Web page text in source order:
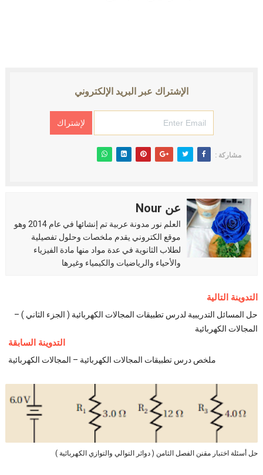
الإشتراك عبر البريد الإلكتروني
مشاركة :
عن Nour
العلم نور مدونة عربية تم إنشائها في عام 2014 وهو
موقع الكتروني يقدم ملخصات وحلول تفصيلية
لطلاب الثانوية في عدة مواد منها مادة الفيزياء
والأحياء والرياضيات والكيمياء وغيرها
التدوينة التالية
حل المسائل التدريبية لدرس تطبيقات المجالات الكهربائية ( الجزء الثاني ) –
المجالات الكهربائية
التدوينة السابقة
ملخص درس تطبيقات المجالات الكهربائية – المجالات الكهربائية
حل أسئلة اختبار مقنن الفصل الثامن ( دوائر التوالي والتوازي الكهربائية )